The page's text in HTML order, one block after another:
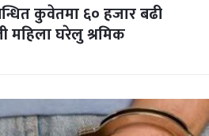
कुवेतमा ६० हजार बढी
महिला घरेलु श्रमिक